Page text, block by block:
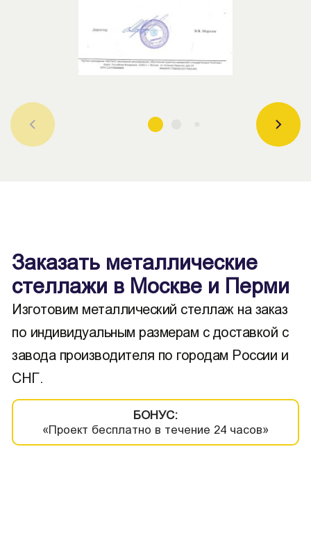
Заказать металлические
стеллажи в Москве и Перми
Изготовим металлический стеллаж на заказ
по индивидуальным размерам с доставкой с
завода производителя по городам России и
СНГ.
БОНУС:
«Проект бесплатно в течение 24 часов»